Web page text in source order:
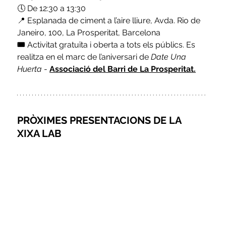
🕔 De 12:30 a 13:30
📍 Esplanada de ciment a l’aire lliure, Avda. Rio de
Janeiro, 100, La Prosperitat, Barcelona
🎟️ Activitat gratuïta i oberta a tots els públics. Es
realitza en el marc de l’aniversari de Date Una
Huerta - Associació del Barri de La Prosperitat.
PRÒXIMES PRESENTACIONS DE LA
XIXA LAB